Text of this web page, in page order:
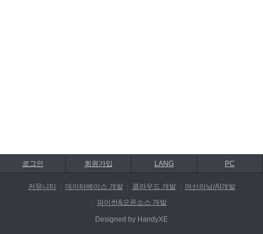
로그인 회원가입 LANG PC
커뮤니티 데이터베이스 개발 클라우드 개발
머신러닝/AI개발
파이썬&오픈소스 개발
Designed by HandyXE